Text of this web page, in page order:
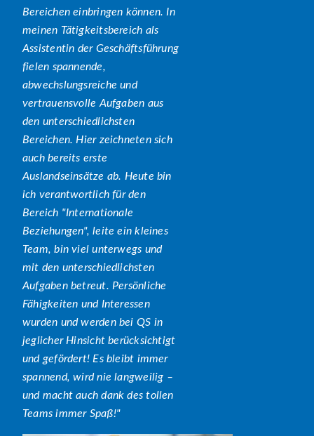
Bereichen einbringen können. In
meinen Tätigkeitsbereich als
Assistentin der Geschäftsführung
fielen spannende,
abwechslungsreiche und
vertrauensvolle Aufgaben aus
den unterschiedlichsten
Bereichen. Hier zeichneten sich
auch bereits erste
Auslandseinsätze ab. Heute bin
ich verantwortlich für den
Bereich
Internationale
Beziehungen , leite ein kleines
Team, bin viel unterwegs und
mit den unterschiedlichsten
Aufgaben betreut. Persönliche
Fähigkeiten und Interessen
wurden und werden bei QS in
jeglicher Hinsicht berücksichtigt
und gefördert! Es bleibt immer
spannend, wird nie langweilig –
und macht auch dank des tollen
Teams immer Spaß!